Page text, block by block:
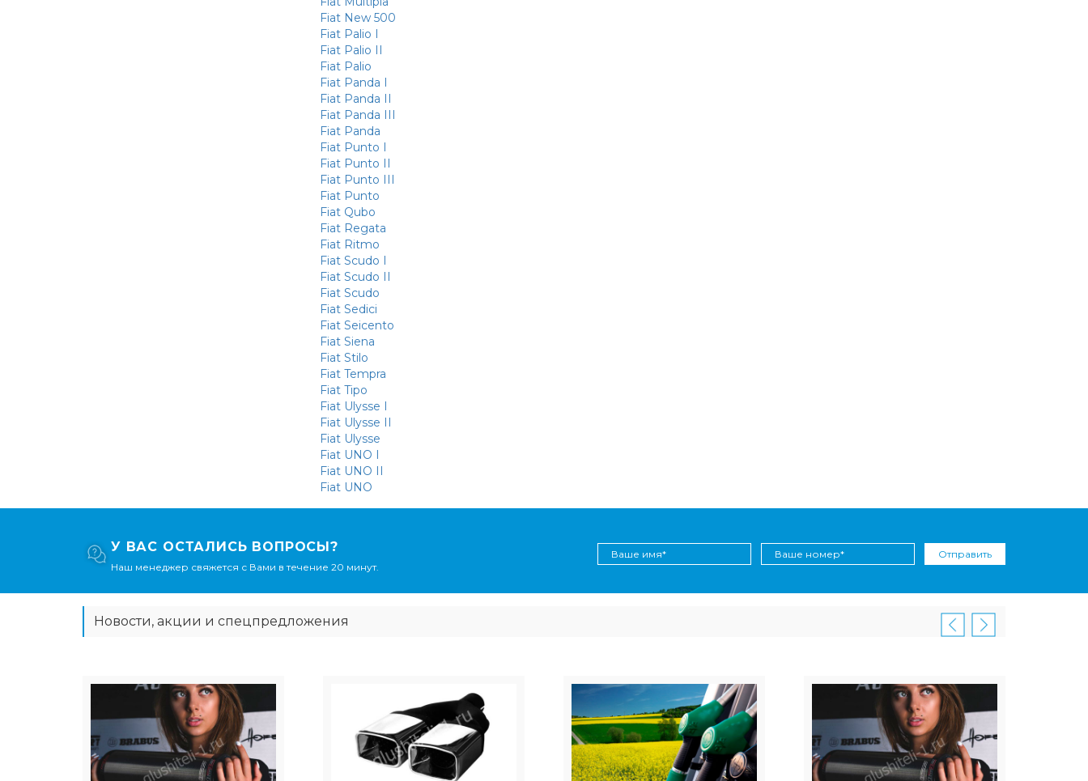
Fiat New 500
Fiat Palio I
Fiat Palio II
Fiat Palio
Fiat Panda I
Fiat Panda II
Fiat Panda III
Fiat Panda
Fiat Punto I
Fiat Punto II
Fiat Punto III
Fiat Punto
Fiat Qubo
Fiat Regata
Fiat Ritmo
Fiat Scudo I
Fiat Scudo II
Fiat Scudo
Fiat Sedici
Fiat Seicento
Fiat Siena
Fiat Stilo
Fiat Tempra
Fiat Tipo
Fiat Ulysse I
Fiat Ulysse II
Fiat Ulysse
Fiat UNO I
Fiat UNO II
Fiat UNO
У ВАС ОСТАЛИСЬ ВОПРОСЫ?
Наш менеджер свяжется с Вами в течение 20 минут.
Отправить
Новости, акции и спецпредложения